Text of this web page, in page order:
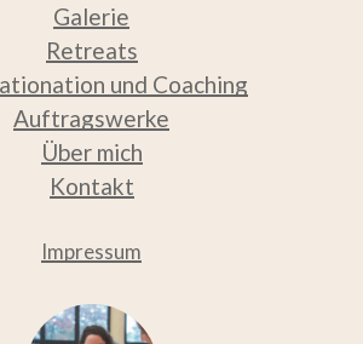
Galerie
Retreats
ation und Coaching
Auftragswerke
Über mich
Kontakt
Impressum